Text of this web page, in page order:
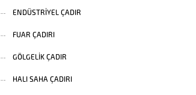
ENDÜSTRIYEL ÇADIR
FUAR ÇADIRI
GÖLGELIK ÇADIR
HALI SAHA ÇADIRI